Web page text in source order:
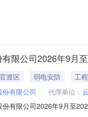
保证金额度：0.0元三、
限公司2026年9月
渡区 弱电安防
工程
有限公司 代理单位：
有限公司2026年9月至